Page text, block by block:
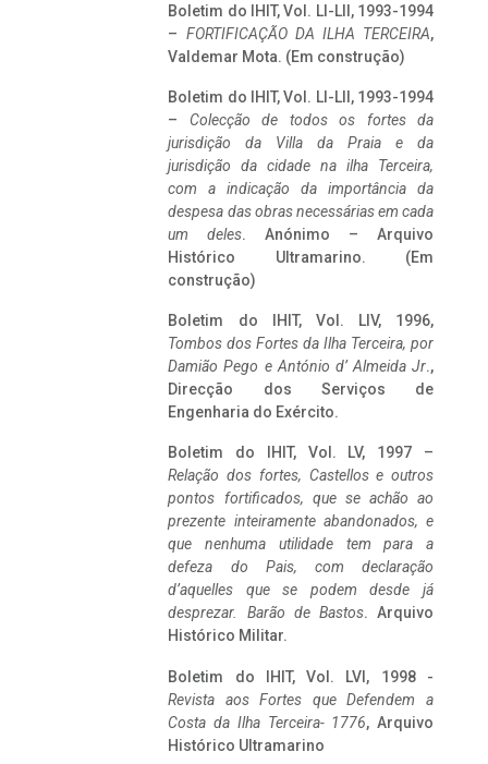
Boletim do IHIT, Vol. LI-LII, 1993-1994
– FORTIFICAÇÃO DA ILHA TERCEIRA,
Valdemar Mota. (Em construção)
Boletim do IHIT, Vol. LI-LII, 1993-1994
– Colecção de todos os fortes da
jurisdição da Villa da Praia e da
jurisdição da cidade na ilha Terceira,
com a indicação da importância da
despesa das obras necessárias em cada
um deles. Anónimo – Arquivo
Histórico Ultramarino. (Em
construção)
Boletim do IHIT, Vol. LIV, 1996,
Tombos dos Fortes da Ilha Terceira, por
Damião Pego e António d’ Almeida Jr.,
Direcção dos Serviços de
Engenharia do Exército.
Boletim do IHIT, Vol. LV, 1997 –
Relação dos fortes, Castellos e outros
pontos fortificados, que se achão ao
prezente inteiramente abandonados, e
que nenhuma utilidade tem para a
defeza do Pais, com declaração
d’aquelles que se podem desde já
desprezar. Barão de Bastos. Arquivo
Histórico Militar.
Boletim do IHIT, Vol. LVI, 1998 -
Revista aos Fortes que Defendem a
Costa da Ilha Terceira- 1776, Arquivo
Histórico Ultramarino